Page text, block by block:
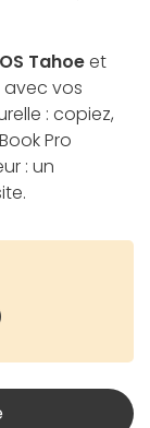
Tahoeet
vos
: copiez,
Pro
: un